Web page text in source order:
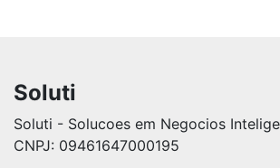
Soluti
Soluti - Solucoes em Negocios
CNPJ: 09461647000195